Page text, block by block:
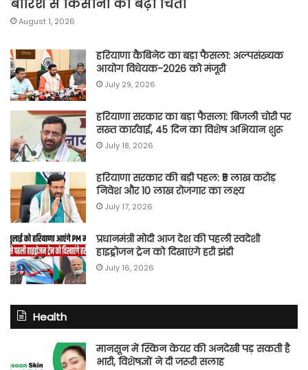
बारिश से किसानों की बढ़ी चिंता
August 1, 2026
हरियाणा कैबिनेट का बड़ा फैसला: अल्पसंख्यक
आयोग विधेयक-2026 को मंजूरी
July 29, 2026
हरियाणा सरकार का बड़ा फैसला: बिजली चोरी पर
सख्त कार्रवाई, 45 दिन का विशेष अभियान शुरू
July 18, 2026
हरियाणा सरकार की बड़ी पहल: ₹5 लाख करोड़
निवेश और 10 लाख रोजगार का लक्ष्य
July 17, 2026
प्रधानमंत्री मोदी आज देश की पहली स्वदेशी
हाइड्रोजन ट्रेन को दिखाएंगे हरी झंडी
July 16, 2026
Health
मानसून में स्किन केयर की अनदेखी पड़ सकती है
भारी, विशेषज्ञों ने दी जरूरी सलाह